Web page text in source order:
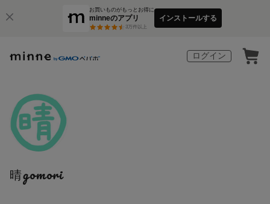
お買いものがもっとお得に
minneのアプリ
3万件以上
インストールする
ログイン
晴gomori